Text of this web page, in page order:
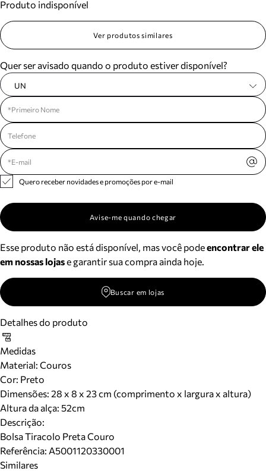
Produto indisponível
Ver produtos similares
Quer ser avisado quando o produto estiver disponível?
UN
Quero receber novidades e promoções por e-mail
Avise-me quando chegar
Esse produto não está disponível, mas você podeencontrar ele
em nossas lojase garantir sua compra ainda hoje.
Buscar em lojas
Detalhes do produto
Medidas
Material: Couros
Cor: Preto
Dimensões: 28 x 8 x 23 cm (comprimento x largura x altura)
Altura da alça: 52cm
Descrição:
Bolsa Tiracolo Preta Couro
Referência: A5001120330001
Similares